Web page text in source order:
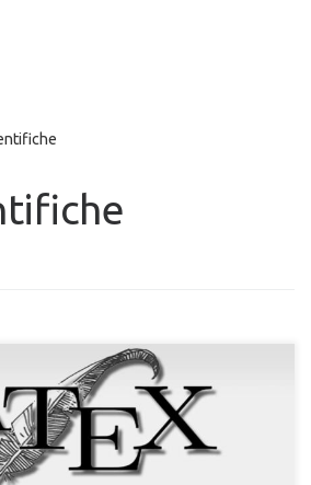
di composizione tipografica open-
per testi di natura scientifica,
formule algebrico-matematiche in
Tuttavia, può essere d’ausilio anche